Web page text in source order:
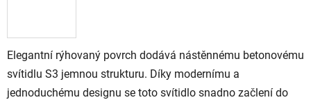
Elegantní rýhovaný povrch dodává nástěnnému betonovému
svítidlu S3 jemnou strukturu. Díky modernímu a
jednoduchému designu se toto svítidlo snadno začlení do